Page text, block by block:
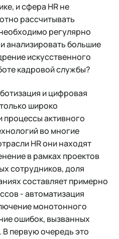
и сфера HR не
рассчитывать
регулярно
анализировать большие
искусственного
кадровой службы?
и цифровая
широко
активного
во многие
HR они находят
в рамках проектов
сотрудников, доля
составляет примерно
- автоматизация
монотонного
ошибок, вызванных
первую очередь это